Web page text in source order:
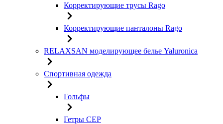
Корректирующие трусы Rago
Корректирующие панталоны Rago
RELAXSAN моделирующее белье Yaluroniсa
Спортивная одежда
Гольфы
Гетры CEP